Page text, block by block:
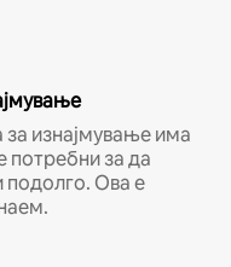
изнајмување има
потребни за да
подолго. Ова е